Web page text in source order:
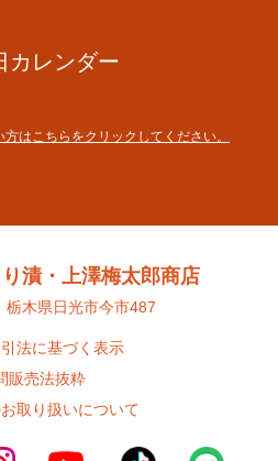
カレンダー
はこちらをクリックしてください。
漬・上澤梅太郎商店
木県日光市今市487
法に基づく表示
販売法抜粋
取り扱いについて